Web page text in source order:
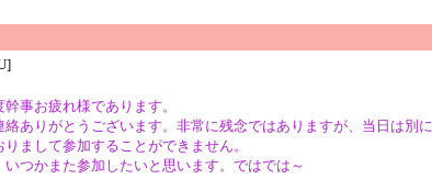
事お疲れ様であります。
絡ありがとうございます。非常に残念ではありますが、当日は別に
まして参加することができません。
つかまた参加したいと思います。ではでは～